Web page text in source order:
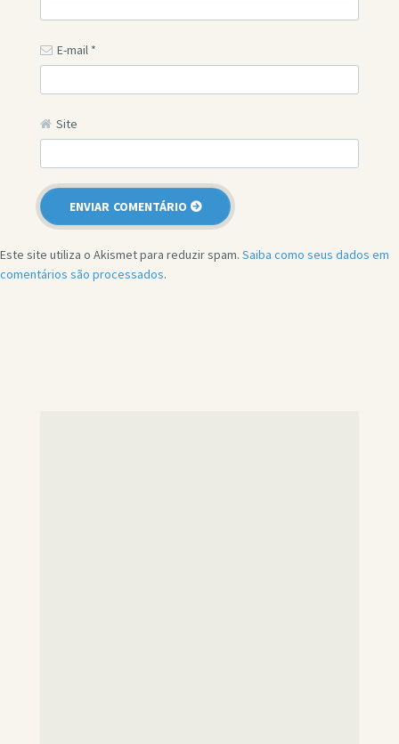
E-mail *
Site
Este site utiliza o Akismet para reduzir spam. Saiba como seus dados em
comentários são processados.